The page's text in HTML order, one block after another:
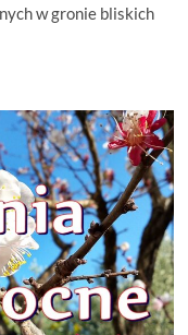
w gronie bliskich